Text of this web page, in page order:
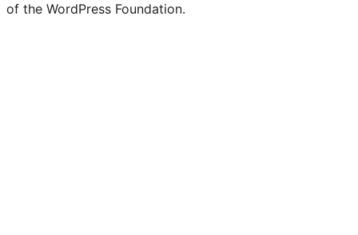
of the WordPress Foundation.